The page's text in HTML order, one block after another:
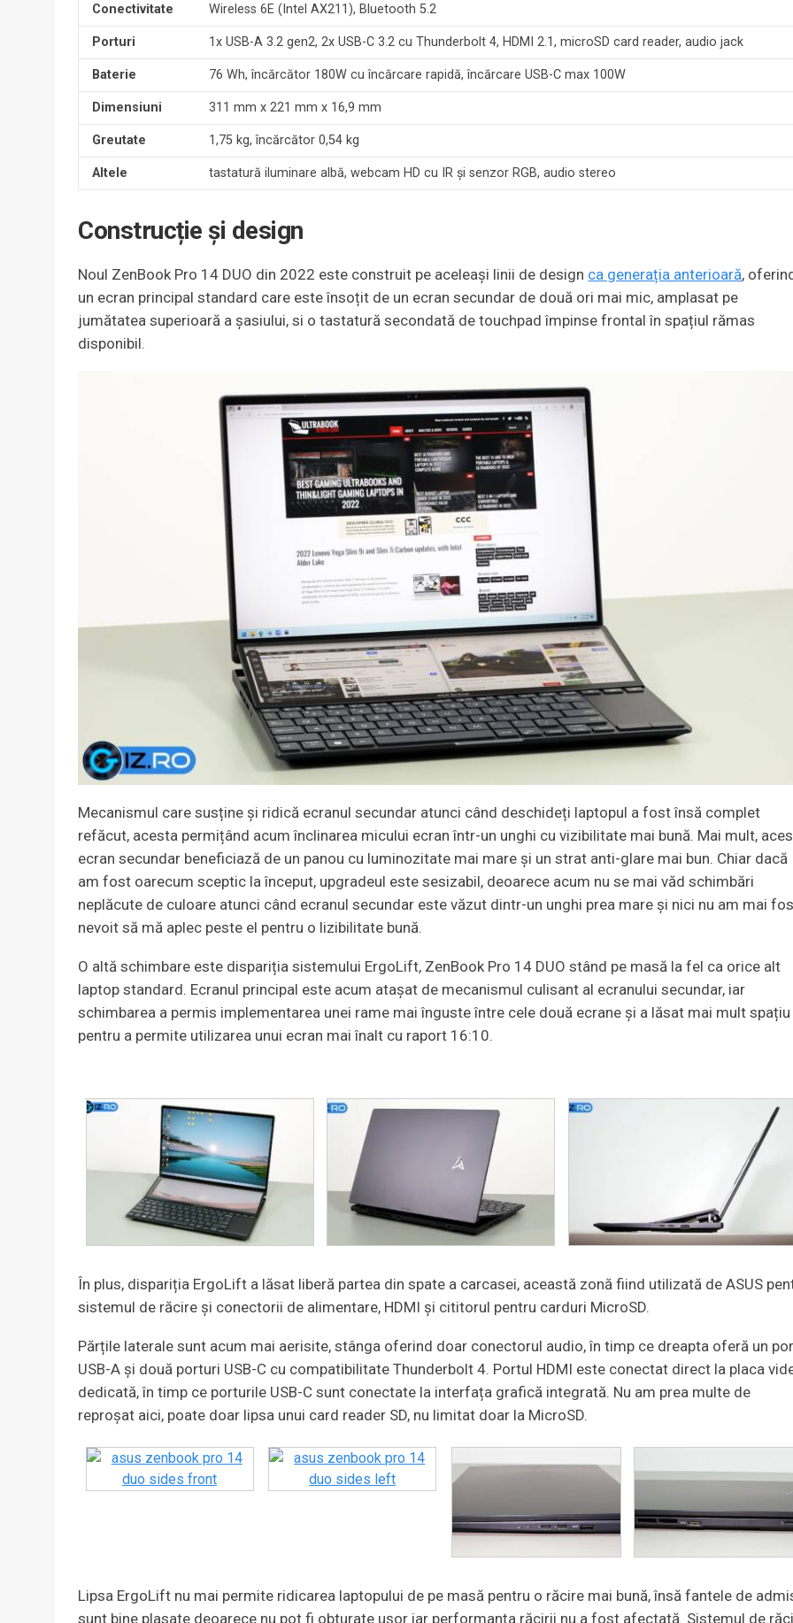
Conectivitate Wireless 6E (Intel AX211), Bluetooth 5.2
Porturi 1x USB-A 3.2 gen2, 2x USB-C 3.2 cu Thunderbolt 4, HDMI 2.1, microSD card reader, audio jack
Baterie 76 Wh, încărcător 180W cu încărcare rapidă, încărcare USB-C max 100W
Dimensiuni 311 mm x 221 mm x 16,9 mm
Greutate 1,75 kg, încărcător 0,54 kg
Altele tastatură iluminare albă, webcam HD cu IR și senzor RGB, audio stereo
Construcție și design
Noul ZenBook Pro 14 DUO din 2022 este construit pe aceleași linii de design ca generația anterioară,
un ecran principal standard care este însoțit de un ecran secundar de două ori mai mic, amplasat pe
jumătatea superioară a șasiului, si o tastatură secondată de touchpad împinse frontal în spațiul rămas
disponibil.
Mecanismul care susține și ridică ecranul secundar atunci când deschideți laptopul a fost însă complet
refăcut, acesta permițând acum înclinarea micului ecran într-un unghi cu vizibilitate mai bună. Mai mult,
ecran secundar beneficiază de un panou cu luminozitate mai mare și un strat anti-glare mai bun. Chiar dacă
am fost oarecum sceptic la început, upgradeul este sesizabil, deoarece acum nu se mai văd schimbări
neplăcute de culoare atunci când ecranul secundar este văzut dintr-un unghi prea mare și nici nu am mai
nevoit să mă aplec peste el pentru o lizibilitate bună.
O altă schimbare este dispariția sistemului ErgoLift, ZenBook Pro 14 DUO stând pe masă la fel ca orice alt
laptop standard. Ecranul principal este acum atașat de mecanismul culisant al ecranului secundar, iar
schimbarea a permis implementarea unei rame mai înguste între cele două ecrane și a lăsat mai mult spațiu
pentru a permite utilizarea unui ecran mai înalt cu raport 16:10.
În plus, dispariția ErgoLift a lăsat liberă partea din spate a carcasei, această zonă fiind utilizată de ASUS
sistemul de răcire și conectorii de alimentare, HDMI și cititorul pentru carduri MicroSD.
Părțile laterale sunt acum mai aerisite, stânga oferind doar conectorul audio, în timp ce dreapta oferă un
USB-A și două porturi USB-C cu compatibilitate Thunderbolt 4. Portul HDMI este conectat direct la placa
dedicată, în timp ce porturile USB-C sunt conectate la interfața grafică integrată. Nu am prea multe de
reproșat aici, poate doar lipsa unui card reader SD, nu limitat doar la MicroSD.
Lipsa ErgoLift nu mai permite ridicarea laptopului de pe masă pentru o răcire mai bună, însă fantele de
sunt bine plasate deoarece nu pot fi obturate ușor iar performanța răcirii nu a fost afectată. Sistemul de